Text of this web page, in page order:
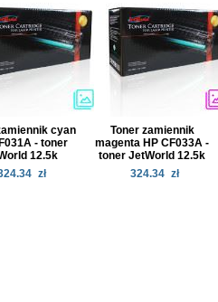
cyan
- toner
12.5k
zł
Toner zamiennik
magenta HP CF033A -
toner JetWorld 12.5k
324.34 zł